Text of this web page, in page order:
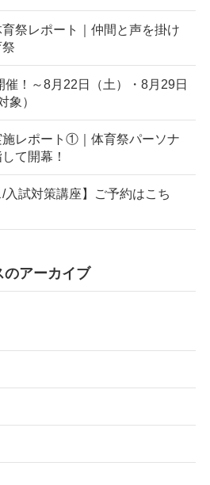
育祭レポート｜仲間と声を掛け
催！～8月22日（土）・8月29日
象）
施レポート①｜体育祭パーソナ
て開幕！
/入試対策講座】ご予約はこち
のアーカイブ